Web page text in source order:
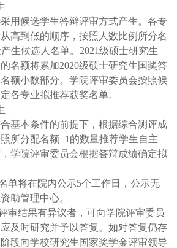
用候选学生答辩评审方式产生。各专
高到低的顺序，按照人数比例所分名
生候选人名单。2021级硕士研究生
名额将累加2020级硕士研究生国奖答
额小数部分。学院评审委员会按照候
各专业拟推荐获奖名单。
基本条件的前提下，根据综合测评成
所分配名额+1的数量推荐学生自主
学院评审委员会根据答辩成绩确定拟
单将在院内公示5个工作日，公示无
助管理中心。
审结果有异议者，可向学院评审委员
及时研究并予以答复。如对答复仍存
段向学校研究生国家奖学金评审领导